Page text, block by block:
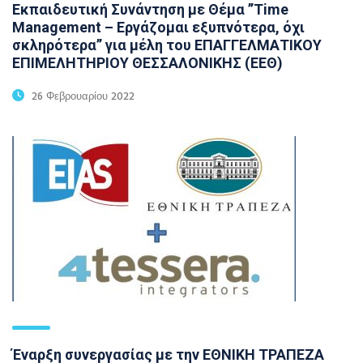
Εκπαιδευτική Συνάντηση με Θέμα ’’Time
Management – Εργάζομαι εξυπνότερα, όχι
σκληρότερα’’ για μέλη του ΕΠΑΓΓΕΛΜΑΤΙΚΟΥ
ΕΠΙΜΕΛΗΤΗΡΙΟΥ ΘΕΣΣΑΛΟΝΙΚΗΣ (ΕΕΘ)
26 Φεβρουαρίου 2022
Έναρξη συνεργασίας με την ΕΘΝΙΚΗ ΤΡΑΠΕΖΑ